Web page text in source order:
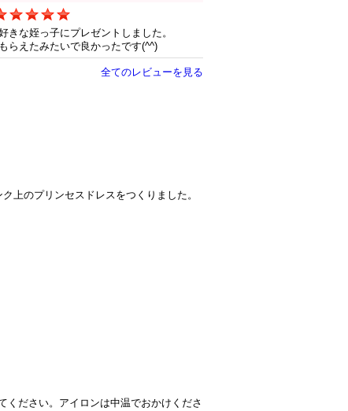
きな姪っ子にプレゼントしました。
らえたみたいで良かったです(^^)
全てのレビューを見る
上のプリンセスドレスをつくりました。
ください。アイロンは中温でおかけくださ